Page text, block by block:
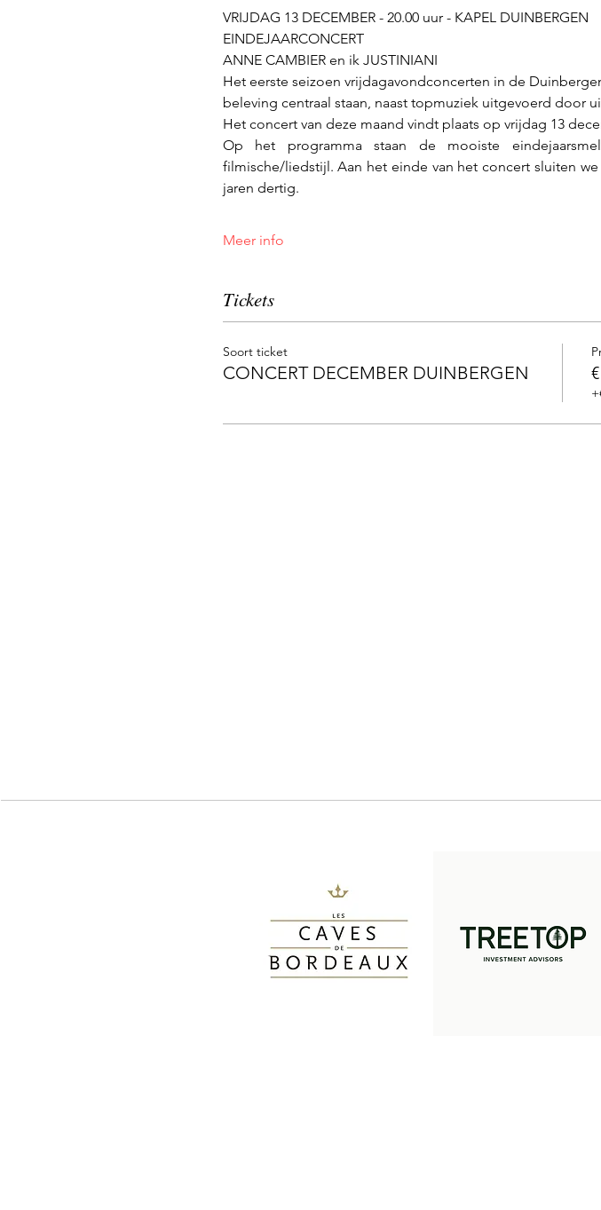
VRIJDAG 13 DECEMBER - 20.00 uur - KAPEL DUINBERGEN
EINDEJAARCONCERT
ANNE CAMBIER en ik JUSTINIANI
Het eerste seizoen vrijdagavondconcerten in de
beleving centraal staan, naast topmuziek uitgevoerd door
Het concert van deze maand vindt plaats op vrijdag 13
Op het programma staan de mooiste
filmische/liedstijl. Aan het einde van het concert sluiten
jaren dertig.
Meer info
Tickets
Soort ticket
CONCERT DECEMBER DUINBERGEN